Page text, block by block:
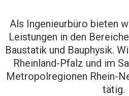
Als Ingenieurbüro bieten
Leistungen in den
Baustatik und Bauphysik.
Rheinland-Pfalz und im
Metropolregionen Rhein-
tätig.